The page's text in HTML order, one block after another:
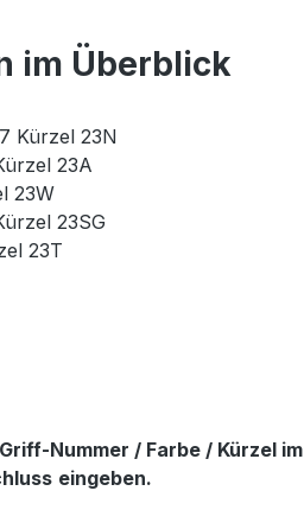
im Überblick
Kürzel 23N
23A
23W
23SG
23T
Nummer / Farbe / Kürzel im
eingeben.